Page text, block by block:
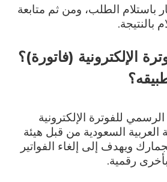
باستلام الطلب، ومن ثم متابعة
بالنتيجة.
الإلكترونية (فاتورة)؟
للفوترة الإلكترونية
العربية السعودية من قبل هيئة
ويهدف إلى إلغاء الفواتير
بأخرى رقمية.